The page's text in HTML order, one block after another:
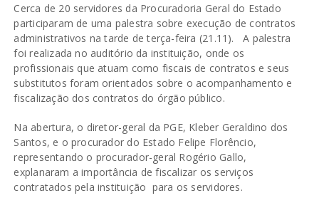
Cerca de 20 servidores da Procuradoria Geral do Estado
participaram de uma palestra sobre execução de contratos
administrativos na tarde de terça-feira (21.11). A palestra
foi realizada no auditório da instituição, onde os
profissionais que atuam como fiscais de contratos e seus
substitutos foram orientados sobre o acompanhamento e
fiscalização dos contratos do órgão público.
Na abertura, o diretor-geral da PGE, Kleber Geraldino dos
Santos, e o procurador do Estado Felipe Florêncio,
representando o procurador-geral Rogério Gallo,
explanaram a importância de fiscalizar os serviços
contratados pela instituição para os servidores.